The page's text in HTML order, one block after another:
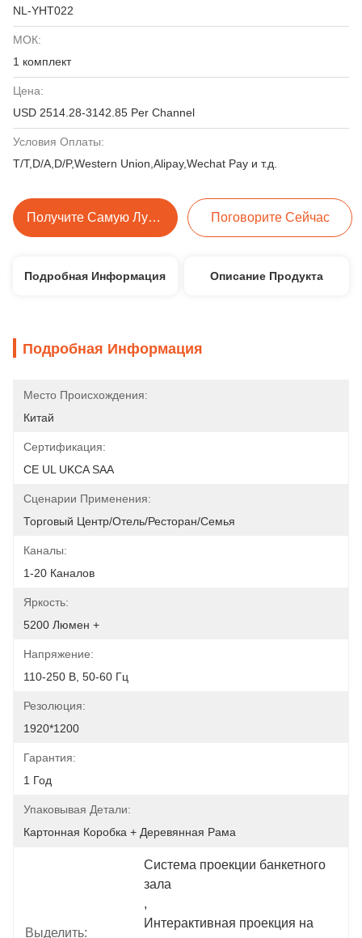
NL-YHT022
МОК:
1 комплект
Цена:
USD 2514.28-3142.85 Per Channel
Условия Оплаты:
T/T,D/A,D/P,Western Union,Alipay,Wechat Pay и т.д.
Получите Самую Лучшую Цену Поговорите Сейчас
Подробная Информация Описание Продукта
Подробная Информация
Место Происхождения:
Китай
Сертификация:
CE UL UKCA SAA
Сценарии Применения:
Торговый Центр/отель/ресторан/семья
Каналы:
1-20 Каналов
Яркость:
5200 Люмен +
Напряжение:
110-250 В, 50-60 Гц
Резолюция:
1920*1200
Гарантия:
1 Год
Упаковывая Детали:
Картонная Коробка + Деревянная Рама
Выделить:
Система проекции банкетного
зала
,
Интерактивная проекция на